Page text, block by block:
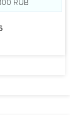
RUB